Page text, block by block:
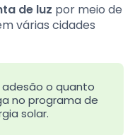
de luz por meio de
várias cidades
adesão o quanto
no programa de
solar.